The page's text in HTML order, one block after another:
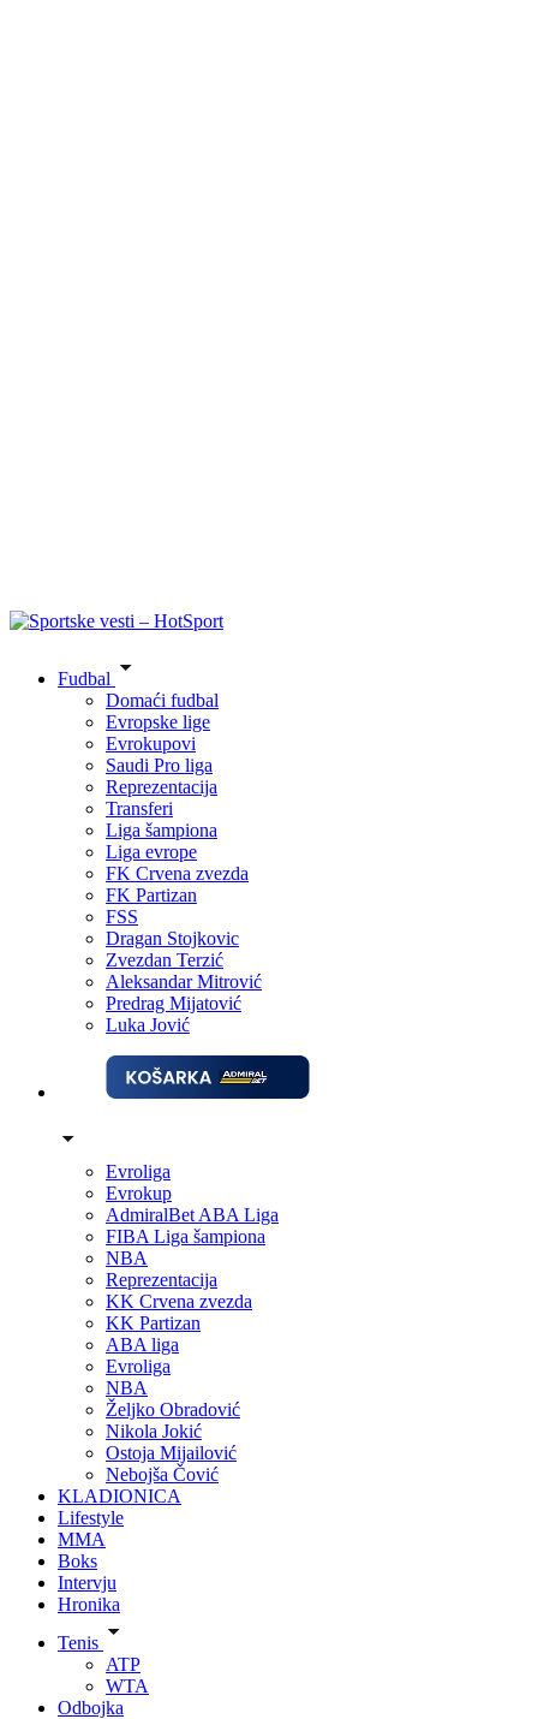
Fudbal
Domaći fudbal
Evropske lige
Evrokupovi
Saudi Pro liga
Reprezentacija
Transferi
Liga šampiona
Liga evrope
FK Crvena zvezda
FK Partizan
FSS
Dragan Stojkovic
Zvezdan Terzić
Aleksandar Mitrović
Predrag Mijatović
Luka Jović
Evroliga
Evrokup
AdmiralBet ABA Liga
FIBA Liga šampiona
NBA
Reprezentacija
KK Crvena zvezda
KK Partizan
ABA liga
Evroliga
NBA
Željko Obradović
Nikola Jokić
Ostoja Mijailović
Nebojša Čović
KLADIONICA
Lifestyle
MMA
Boks
Intervju
Hronika
Tenis
ATP
WTA
Odbojka